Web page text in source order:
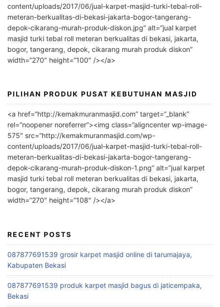
n
a
t
i
v
content/uploads/2017/06/jual-karpet-masjid-turki-tebal-roll-
meteran-berkualitas-di-bekasi-jakarta-bogor-tangerang-
depok-cikarang-murah-produk-diskon.jpg” alt=”jual karpet
masjid turki tebal roll meteran berkualitas di bekasi, jakarta,
bogor, tangerang, depok, cikarang murah produk diskon”
width=”270″ height=”100″ /></a>
PILIHAN PRODUK PUSAT KEBUTUHAN MASJID
<a href=”http://kemakmuranmasjid.com” target=”_blank”
rel=”noopener noreferrer”><img class=”aligncenter wp-image-
575″ src=”http://kemakmuranmasjid.com/wp-
content/uploads/2017/06/jual-karpet-masjid-turki-tebal-roll-
meteran-berkualitas-di-bekasi-jakarta-bogor-tangerang-
depok-cikarang-murah-produk-diskon-1.png” alt=”jual karpet
masjid turki tebal roll meteran berkualitas di bekasi, jakarta,
bogor, tangerang, depok, cikarang murah produk diskon”
width=”270″ height=”108″ /></a>
RECENT POSTS
087877691539 grosir karpet masjid online di tarumajaya,
Kabupaten Bekasi
087877691539 produk karpet masjid bagus di jaticempaka,
Bekasi